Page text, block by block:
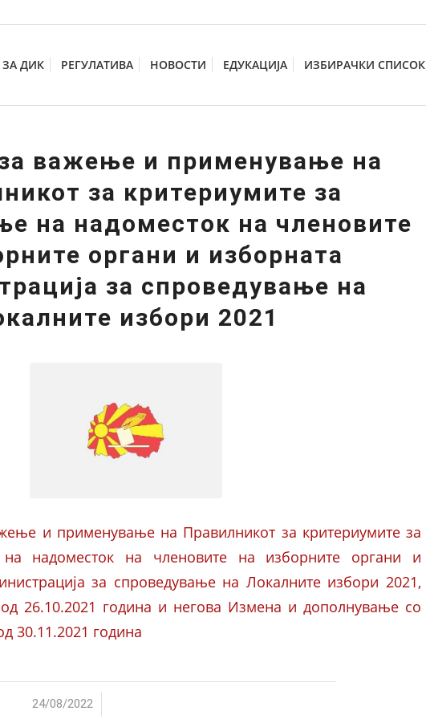
ЗА ДИК РЕГУЛАТИВА НОВОСТИ ЕДУКАЦИЈА ИЗБИРАЧКИ СПИСОК
важење и применување на
за критериумите за
на надоместок на членовите
органи и изборната
за спроведување на
избори 2021
и применување на Правилникот за критериумите за
на надоместок на членовите на изборните органи и
за спроведување на Локалните избори 2021,
26.10.2021 година и негова Измена и дополнување со
30.11.2021 година
24/08/2022
/